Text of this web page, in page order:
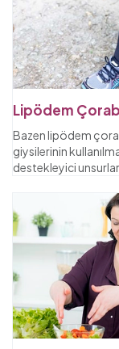
Lipödem
Bazen lipödem
giysilerinin
destekleyici